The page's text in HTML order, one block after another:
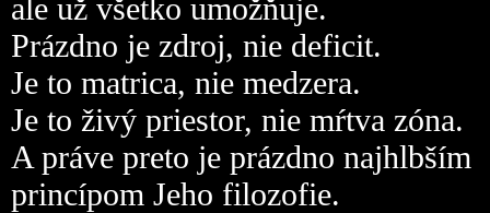
ale už všetko umožňuje.
Prázdno je zdroj, nie deficit.
Je to matrica, nie medzera.
Je to živý priestor, nie mŕtva zóna.
A práve preto je prázdno najhlbším
princípom Jeho filozofie.